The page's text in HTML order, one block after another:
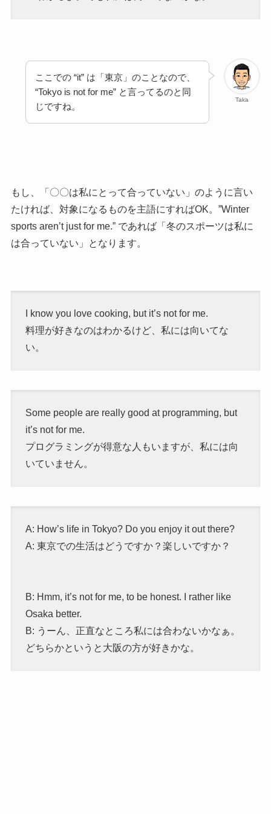
Taka
ここでの “it” は「東京」のことなので、
“Tokyo is not for me” と言ってるのと同
じですね。
もし、「〇〇は私にとって合っていない」のように言い
たければ、対象になるものを主語にすればOK。”Winter
sports aren’t just for me.” であれば「冬のスポーツは私に
は合っていない」となります。
I know you love cooking, but it’s not for me.
料理が好きなのはわかるけど、私には向いてな
い。
Some people are really good at programming, but
it’s not for me.
プログラミングが得意な人もいますが、私には向
いていません。
A: How’s life in Tokyo? Do you enjoy it out there?
A: 東京での生活はどうですか？楽しいですか？
B: Hmm, it’s not for me, to be honest. I rather like
Osaka better.
B: うーん、正直なところ私には合わないかなぁ。
どちらかというと大阪の方が好きかな。